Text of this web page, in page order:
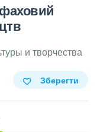
и творчества
Зберегти